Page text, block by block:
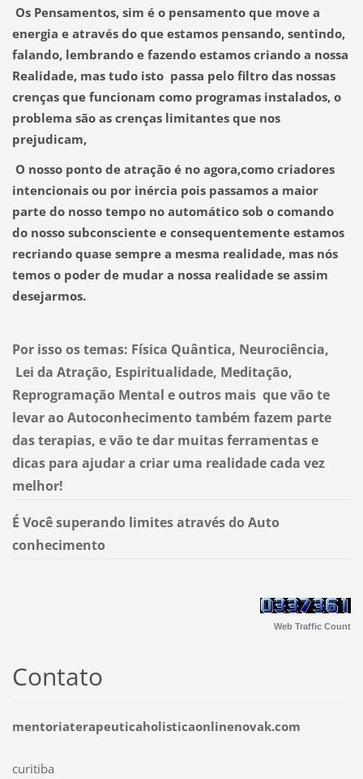
Os Pensamentos, sim é o pensamento que move a
energia e através do que estamos pensando, sentindo,
falando, lembrando e fazendo estamos criando a nossa
Realidade, mas tudo isto passa pelo filtro das nossas
crenças que funcionam como programas instalados, o
problema são as crenças limitantes que nos
prejudicam,
O nosso ponto de atração é no agora,como criadores
intencionais ou por inércia pois passamos a maior
parte do nosso tempo no automático sob o comando
do nosso subconsciente e consequentemente estamos
recriando quase sempre a mesma realidade, mas nós
temos o poder de mudar a nossa realidade se assim
desejarmos.
Por isso os temas: Física Quântica, Neurociência,
Lei da Atração, Espiritualidade, Meditação,
Reprogramação Mental e outros mais que vão te
levar ao Autoconhecimento também fazem parte
das terapias, e vão te dar muitas ferramentas e
dicas para ajudar a criar uma realidade cada vez
melhor!
É Você superando limites através do Auto
conhecimento
Web Traffic Count
Contato
mentoriaterapeuticaholisticaonlinenovak.com
curitiba